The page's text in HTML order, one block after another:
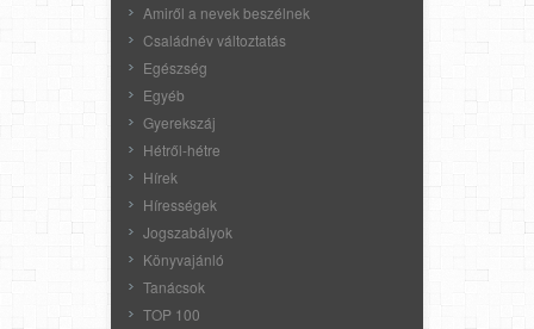
Amiről a nevek beszélnek
Családnév változtatás
Egészség
Egyéb
Gyerekszáj
Hétről-hétre
Hírek
Hírességek
Jogszabályok
Könyvajánló
Tanácsok
TOP 100